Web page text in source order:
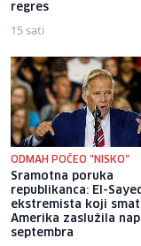
regres
15 sati
ODMAH POČEO "NISKO"
Sramotna poruka
republikanca: El-
ekstremista koji
Amerika zaslužila
septembra